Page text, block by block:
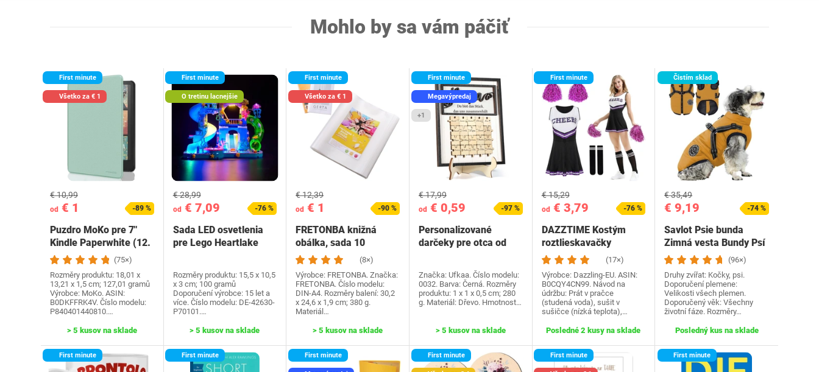
Mohlo by sa vám páčiť
First minute
Všetko za € 1
od € 1
€ 10,99
-89 %
Puzdro MoKo pre 7"
Kindle Paperwhite (12.
generácia-2024) a…
(75×)
Rozměry produktu: 18,01 x
13,21 x 1,5 cm; 127,01 gramů
Výrobce: MoKo. ASIN:
B0DKFFRK4V. Číslo modelu:
P840401440810.…
> 5 kusov na sklade
First minute
O tretinu lacnejšie
od€ 7,09
€ 28,99
-76 %
Sada LED osvetlenia
pre Lego Heartlake
Rozměry produktu: 15,5 x 10,5
x 3 cm; 100 gramů
Doporučení výrobce: 15 let a
více. Číslo modelu: DE-42630-
P70101.…
> 5 kusov na sklade
First minute
Všetko za € 1
od € 1
€ 12,39
-90 %
FRETONBA knižná
obálka, sada 10
knižných dosiek,
priehľadné…
(8×)
Výrobce: FRETONBA. Značka:
FRETONBA. Číslo modelu:
DIN-A4. Rozměry balení: 30,2
x 24,6 x 1,9 cm; 380 g.
Materiál…
> 5 kusov na sklade
First minute
Megavýpredaj
+1
od€ 0,59
€ 17,99
-97 %
Personalizované
darčeky pre otca od
Značka: Ufkaa. Číslo modelu:
0032. Barva: Černá. Rozměry
produktu: 1 x 1 x 0,5 cm; 280
g. Materiál: Dřevo. Hmotnost…
> 5 kusov na sklade
First minute
od€ 3,79
€ 15,29
-76 %
DAZZTIME Kostým
roztlieskavačky
dámske, kostým…
(17×)
Výrobce: Dazzling-EU. ASIN:
B0CQY4CN99. Návod na
údržbu: Prát v pračce
(studená voda), sušit v
sušičce (nízká teplota),…
Posledné 2 kusy na sklade
Čistím sklad
€ 9,19
€ 35,49
-74 %
Savlot Psie bunda
Zimná vesta Bundy Psí
kabát Psí sveter…
(96×)
Druhy zvířat: Kočky, psi.
Doporučení plemene:
Velikosti všech plemen.
Doporučený věk: Všechny
životní fáze. Rozměry…
Posledný kus na sklade
First minute First minute First minute First minute First minute First minute